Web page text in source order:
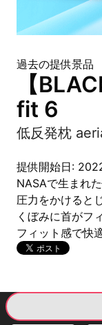
過去の提供景品
【
fit 6
低反発枕
提供開始日:
NASAで生まれ
圧力をかけると
くぼみに首がフ
フィット感で快